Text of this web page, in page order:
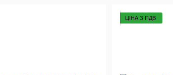
ЦІНА З ПДВ